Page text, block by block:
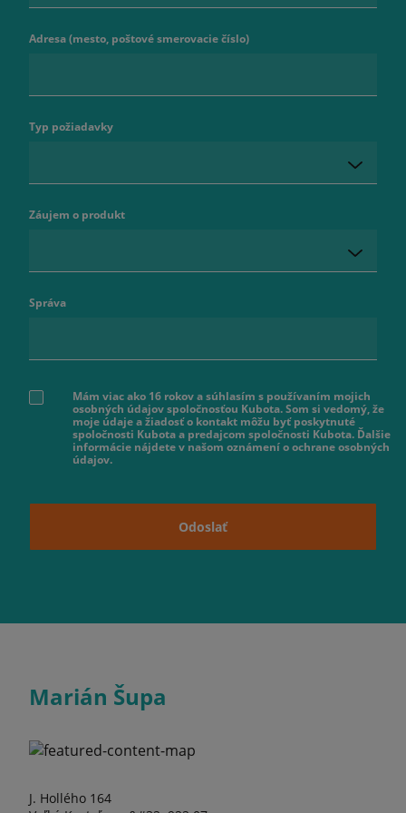
Adresa (mesto, poštové smerovacie číslo)
Typ požiadavky
Záujem o produkt
Správa
Mám viac ako 16 rokov a súhlasím s používaním mojich
osobných údajov spoločnosťou Kubota. Som si vedomý, že
moje údaje a žiadosť o kontakt môžu byť poskytnuté
spoločnosti Kubota a predajcom spoločnosti Kubota. Ďalšie
informácie nájdete v našom oznámení o ochrane osobných
údajov.
Odoslať
Marián Šupa
J. Hollého 164